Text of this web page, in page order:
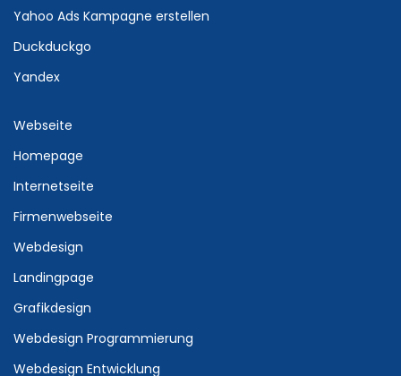
Yahoo Ads Kampagne erstellen
Duckduckgo
Yandex
Webseite
Homepage
Internetseite
Firmenwebseite
Webdesign
Landingpage
Grafikdesign
Webdesign Programmierung
Webdesign Entwicklung